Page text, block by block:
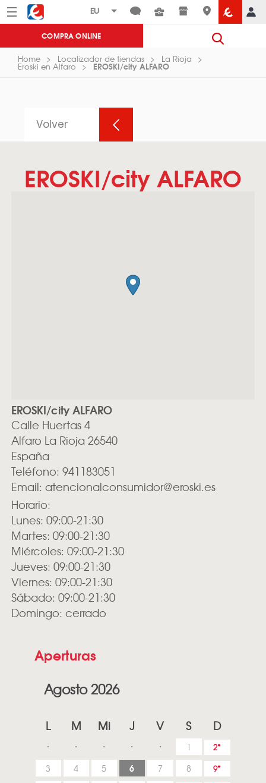
Menú Eroski
COMPRA ONLINE
Home Localizador de tiendas La Rioja
Eroski en Alfaro EROSKI/city ALFARO
Volver
EROSKI/city ALFARO
EROSKI/city ALFARO
Calle Huertas 4
Alfaro La Rioja 26540
España
Teléfono: 941183051
Email: atencionalconsumidor@eroski.es
Horario:
Lunes: 09:00-21:30
Martes: 09:00-21:30
Miércoles: 09:00-21:30
Jueves: 09:00-21:30
Viernes: 09:00-21:30
Sábado: 09:00-21:30
Domingo: cerrado
Aperturas
Agosto 2026
L M Mi J V S D
1 2
3 4 5 6 7 8 9